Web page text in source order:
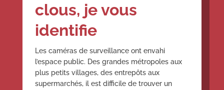
clous, je vous
identifie
Les caméras de surveillance ont envahi
l’espace public. Des grandes métropoles aux
plus petits villages, des entrepôts aux
supermarchés, il est difficile de trouver un